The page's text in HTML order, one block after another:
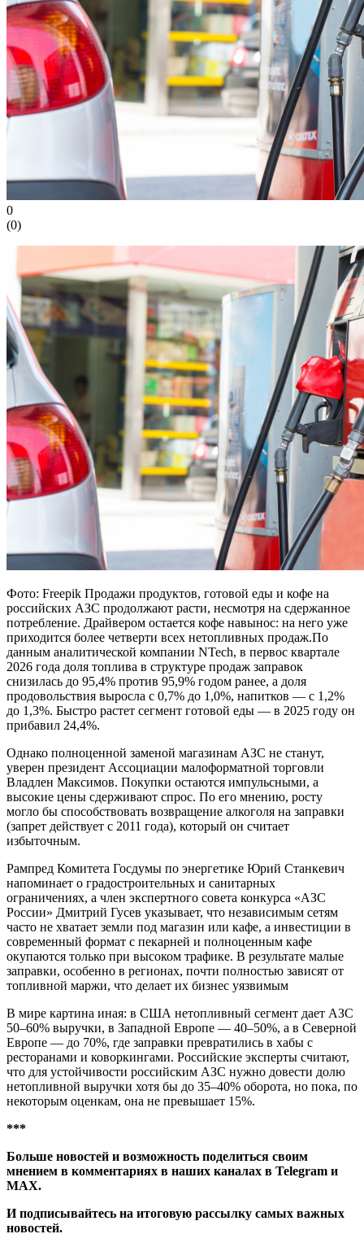
0
(0)
Фото: Freepik Продажи продуктов, готовой еды и кофе на
российских АЗС продолжают расти, несмотря на сдержанное
потребление. Драйвером остается кофе навынос: на него уже
приходится более четверти всех нетопливных продаж.По
данным аналитической компании NTech, в первос квартале
2026 года доля топлива в структуре продаж заправок
снизилась до 95,4% против 95,9% годом ранее, а доля
продовольствия выросла с 0,7% до 1,0%, напитков — с 1,2%
до 1,3%. Быстро растет сегмент готовой еды — в 2025 году он
прибавил 24,4%.
Однако полноценной заменой магазинам АЗС не станут,
уверен президент Ассоциации малоформатной торговли
Владлен Максимов. Покупки остаются импульсными, а
высокие цены сдерживают спрос. По его мнению, росту
могло бы способствовать возвращение алкоголя на заправки
(запрет действует с 2011 года), который он считает
избыточным.
Pампред Комитета Госдумы по энергетике Юрий Станкевич
напоминает о градостроительных и санитарных
ограничениях, а член экспертного совета конкурса «АЗС
России» Дмитрий Гусев указывает, что независимым сетям
часто не хватает земли под магазин или кафе, а инвестиции в
современный формат с пекарней и полноценным кафе
окупаются только при высоком трафике. В результате малые
заправки, особенно в регионах, почти полностью зависят от
топливной маржи, что делает их бизнес уязвимым
В мире картина иная: в США нетопливный сегмент дает АЗС
50–60% выручки, в Западной Европе — 40–50%, а в Северной
Европе — до 70%, где заправки превратились в хабы с
ресторанами и коворкингами. Российские эксперты считают,
что для устойчивости российским АЗС нужно довести долю
нетопливной выручки хотя бы до 35–40% оборота, но пока, по
некоторым оценкам, она не превышает 15%.
***
Больше новостей и возможность поделиться своим
мнением в комментариях в наших каналах в Telegram и
MAX.
Иподписывайтесь на итоговую рассылку самых важных
новостей.